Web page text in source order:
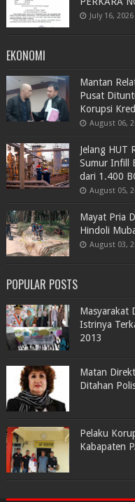
July 16, 2026
EKONOMI
Mantan
Pusat
Korupsi
August 06,
Jelang HUT
Sumur Infill
dari 1.400
August 05,
Mayat Pria
Hindoli
August 03,
POPULAR POSTS
Masyarakat
Istrinya
2013
Matan
Ditahan
Pelaku
Kabapaten